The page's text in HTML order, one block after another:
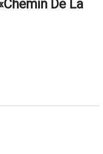
Chemin De La